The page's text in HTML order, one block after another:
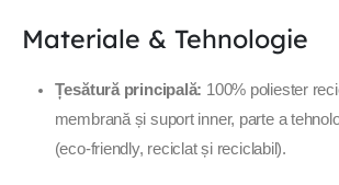
Materiale & Tehnologie
Țesătură principală: 100% poliester
membrană și suport inner, parte a
(eco-friendly, reciclat și reciclabil).